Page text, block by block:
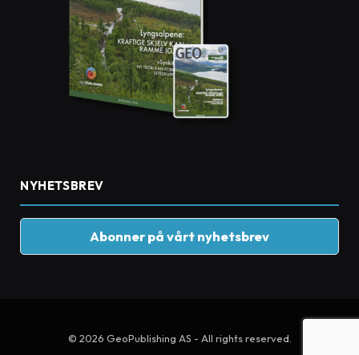
NYHETSBREV
Abonner på vårt nyhetsbrev
© 2026 GeoPublishing AS - All rights reserved.